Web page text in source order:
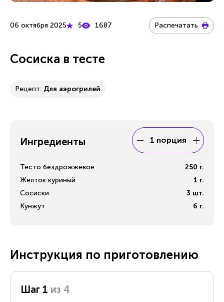
06 октября 2025 5 1687 Распечатать
Сосиска в тесте
Рецепт: Для аэрогрилей
Ингредиенты 1 порция
Тесто бездрожжевое 250 г.
Желток куриный
1 г.
Сосиски
3 шт.
Кунжут
6 г.
Инструкция по приготовлению
Шаг 1 из 4